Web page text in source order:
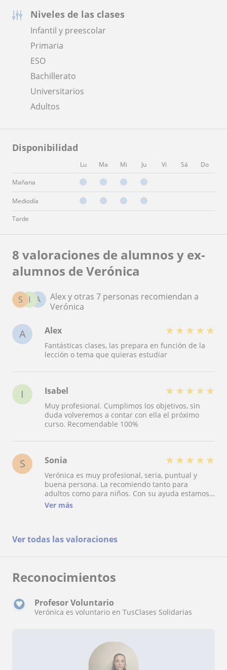
Niveles de las clases
Infantil y preescolar
Primaria
ESO
Bachillerato
Universitarios
Adultos
Disponibilidad
Lu Ma Mi Ju Vi Sá Do
Mañana
Mediodía
Tarde
8 valoraciones de alumnos y ex-
alumnos de Verónica
A
I
S
Alex y otras 7 personas recomiendan a
Verónica
A Alex ★ ★ ★ ★ ★
Fantásticas clases, las prepara en función de la
lección o tema que quieras estudiar
I Isabel ★ ★ ★ ★ ★
Muy profesional. Cumplimos los objetivos, sin
duda volveremos a contar con ella el próximo
curso. Recomendable 100%
S Sonia ★ ★ ★ ★ ★
Verónica es muy profesional, seria, puntual y
buena persona. La recomiendo tanto para
adultos como para niños. Con su ayuda estamos
mejorado mucho lo que nos motiva para seguir
Ver más
Ver todas las valoraciones
Reconocimientos
Profesor Voluntario
Verónica es voluntario en TusClases Solidarias